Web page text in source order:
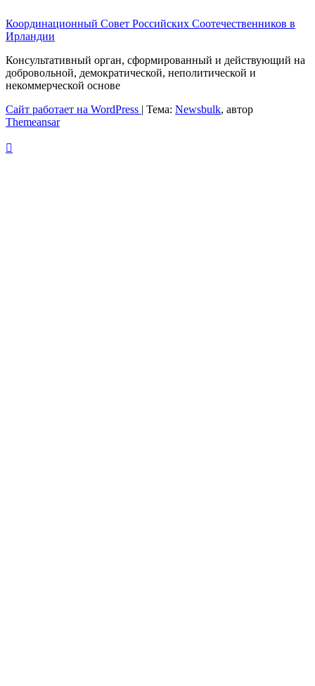
Координационный Совет Российских Соотечественников в
Ирландии
Консультативный орган, сформированный и действующий на
добровольной, демократической, неполитической и
некоммерческой основе
Сайт работает на WordPress | Тема: Newsbulk, автор
Themeansar